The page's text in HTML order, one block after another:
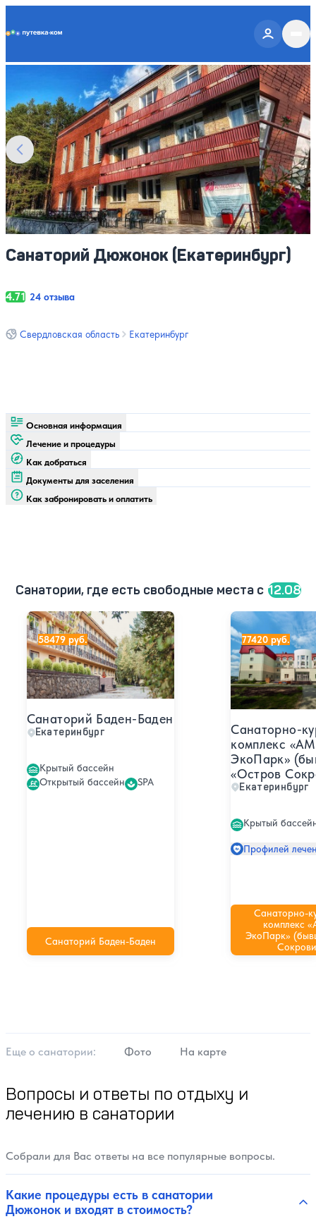
Смотреть все фото18
Санаторий Дюжонок (Екатеринбург)
Свердловская область Екатеринбург
4.71 24 отзыва
Основная информация
Лечение и процедуры
Как добраться
Документы для заселения
Как забронировать и оплатить
Санатории, где есть свободные места c 12.08
Санаторий Баден-Баден
Екатеринбург
Крытый бассейн
Открытый бассейн
SPA
Санаторий Баден-Баден
Санаторий Баден-Баден
58479 руб.
Санаторно-
комплекс
ЭкоПарк»
«Остров
Екатеринбург
Крытый
Профилей
Санаторно-
комплекс
ЭкоПарк»
Санаторно-
77420 руб.
Еще о cанатории: Фото На карте
Вопросы и ответы по отдыху и
лечению в санатории
Собрали для Вас ответы на все популярные вопросы.
Какие процедуры есть в санатории
Дюжонок и входят в стоимость?